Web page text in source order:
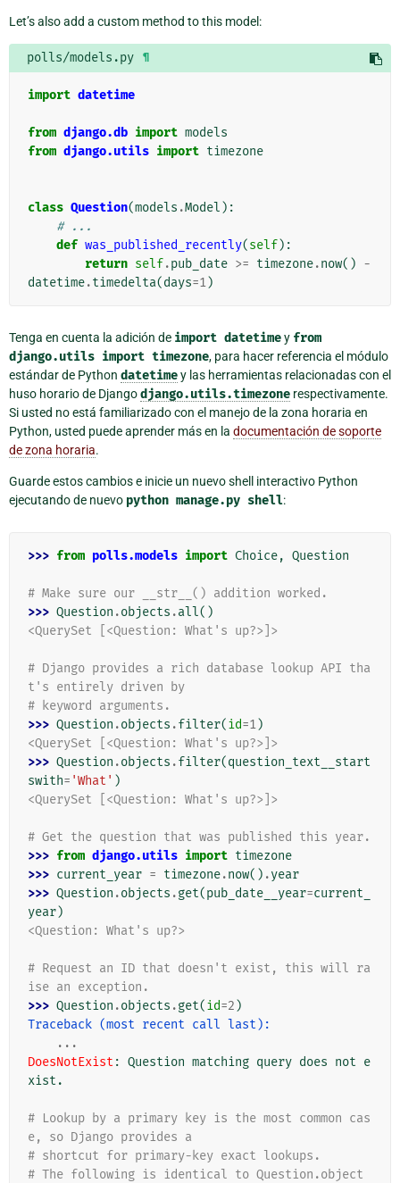
Let’s also add a custom method to this model:
polls/models.py ¶
import datetime
from django.db import models
from django.utils import timezone
class Question(models .Model ):
# ...
def was_published_recently(self):
return self.pub_date >= timezone.now() -
datetime.timedelta(days=1)
Tenga en cuenta la adición de import datetimey from
django.utils import timezone, para hacer referencia el módulo
estándar de Python datetimey las herramientas relacionadas con el
huso horario de Djangodjango.utils.timezone respectivamente.
Si usted no está familiarizado con el manejo de la zona horaria en
Python, usted puede aprender más en la documentación de soporte
de zona horaria.
Guarde estos cambios e inicie un nuevo shell interactivo Python
ejecutando de nuevo python manage.py shell:
>>> from polls.models import Choice, Question
# Make sure our __str__() addition worked.
>>> Question .objects .all()
<QuerySet [<Question: What's up?>]>
# Django provides a rich database lookup API tha
t's entirely driven by
# keyword arguments.
>>> Question .objects .filter(id=1)
<QuerySet [<Question: What's up?>]>
>>> Question .objects .filter(question_text__start
swith= 'What' )
<QuerySet [<Question: What's up?>]>
# Get the question that was published this year.
>>> from django.utils import timezone
>>> current_year = timezone.now() .year
>>> Question .objects .get(pub_date__year=current_
year)
<Question: What's up?>
# Request an ID that doesn't exist, this will ra
ise an exception.
>>> Question .objects .get(id=2 )
Traceback (most recent call last):
...
DoesNotExist : Question matching query does not e
xist.
# Lookup by a primary key is the most common cas
e, so Django provides a
# shortcut for primary-key exact lookups.
# The following is identical to Question.object